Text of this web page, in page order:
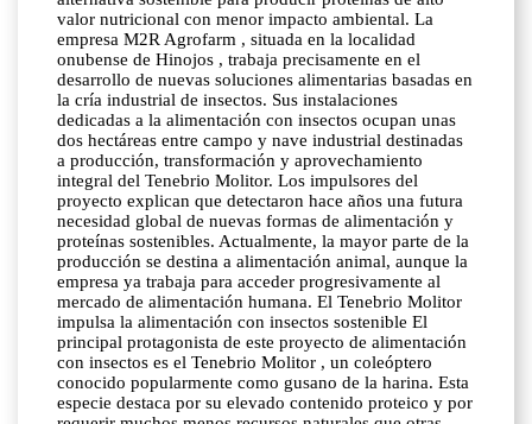
valor nutricional con menor impacto ambiental. La
empresa M2R Agrofarm , situada en la localidad
onubense de Hinojos , trabaja precisamente en el
desarrollo de nuevas soluciones alimentarias basadas en
la cría industrial de insectos. Sus instalaciones
dedicadas a la alimentación con insectos ocupan unas
dos hectáreas entre campo y nave industrial destinadas
a producción, transformación y aprovechamiento
integral del Tenebrio Molitor. Los impulsores del
proyecto explican que detectaron hace años una futura
necesidad global de nuevas formas de alimentación y
proteínas sostenibles. Actualmente, la mayor parte de la
producción se destina a alimentación animal, aunque la
empresa ya trabaja para acceder progresivamente al
mercado de alimentación humana. El Tenebrio Molitor
impulsa la alimentación con insectos sostenible El
principal protagonista de este proyecto de alimentación
con insectos es el Tenebrio Molitor , un coleóptero
conocido popularmente como gusano de la harina. Esta
especie destaca por su elevado contenido proteico y por